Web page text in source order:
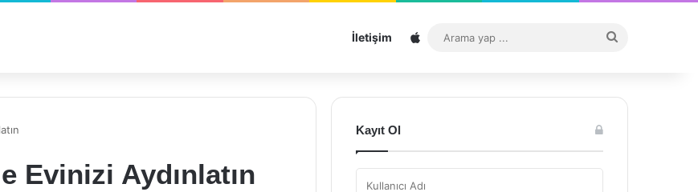
İletişim Sitemap
...
Evinizi Aydınlatın
Kayıt Ol